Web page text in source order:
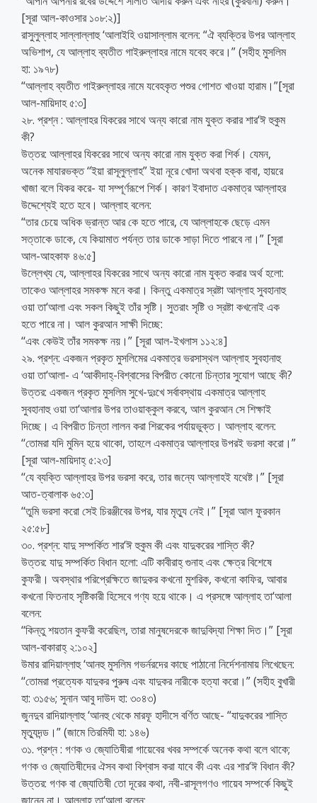
[সূরা আল-কাওসার ১০৮:২)]
রাসুলুল্লাহ সাল্লাল্লাহু ‘আলাইহি ওয়াসাল্লাম বলেন: “ঐ ব্যক্তির উপর আল্লাহ
অভিশাপ, যে আল্লাহ ব্যতীত গাইরুল্লাহর নামে যবেহ করে।” (সহীহ মুসলিম
হা: ১৯৭৮)
“আল্লাহ ব্যতীত গাইরুল্লাহর নামে যবেহকৃত পশুর গোশত খাওয়া হারাম।”[সূরা
আল-মায়িদাহ ৫:৩]
২৮. প্রশ্ন : আল্লাহর যিকরের সাথে অন্য কারো নাম যুক্ত করার শার‘ঈ হুকুম
কী?
উত্তর: আল্লাহর যিকরের সাথে অন্য কারো নাম যুক্ত করা শির্ক। যেমন,
অনেক মাযারভক্ত ‘‘ইয়া রাসূলুল্লাহ” ইয়া নূরে খোদা অথবা হক্ক বাবা, হায়রে
খাজা বলে যিকর করে- যা সম্পূর্ণরূপে শির্ক। কারণ ইবাদাত একমাত্র আল্লাহর
উদ্দেশ্যেই হতে হবে। আল্লাহ বলেন:
“তার চেয়ে অধিক ভ্রান্ত আর কে হতে পারে, যে আল্লাহকে ছেড়ে এমন
সত্তাকে ডাকে, যে কিয়ামাত পর্যন্ত তার ডাকে সাড়া দিতে পারবে না।” [সূরা
আল-আহকাফ ৪৬:৫]
উল্লেখ্য যে, আল্লাহর যিকরের সাথে অন্য কারো নাম যুক্ত করার অর্থ হলো:
তাকেও আল্লাহর সমকক্ষ মনে করা। কিন্তু একমাত্র স্রষ্টা আল্লাহ সুবহানাহু
ওয়া তা‘আলা এবং সকল কিছুই তাঁর সৃষ্টি। সুতরাং সৃষ্টি ও স্রষ্টা কখনোই এক
হতে পারে না। আল কুরআন সাক্ষী দিচ্ছে:
‘‘এবং কেউই তাঁর সমকক্ষ নয়।” [সূরা আল-ইখলাস ১১২:৪]
২৯. প্রশ্ন: একজন প্রকৃত মুসলিমের একমাত্র ভরসাস্থল আল্লাহ সুবহানাহু
ওয়া তা‘আলা- এ ‘আকীদাহ্-বিশ্বাসের বিপরীত কোনো চিন্তার সুযোগ আছে কী?
উত্তর: একজন প্রকৃত মুসলিম সুখে-দুঃখে সর্বাবস্থায় একমাত্র আল্লাহ
সুবহানাহু ওয়া তা‘আলার উপর তাওয়াক্কুল করবে, আল কুরআন সে শিক্ষাই
দিচ্ছে। এ বিপরীত চিন্তা লালন করা শিরকের পর্যায়ভুক্ত। আল্লাহ বলেন:
‘‘তোমরা যদি মুমিন হয়ে থাকো, তাহলে একমাত্র আল্লাহর উপরই ভরসা করো।”
[সূরা আল-মায়িদাহ্ ৫:২৩]
‘‘যে ব্যক্তি আল্লাহর উপর ভরসা করে, তার জন্যে আল্লাহই যথেষ্ট।” [সূরা
আত-ত্বালাক ৬৫:৩]
‘‘তুমি ভরসা করো সেই চিরঞ্জীবের উপর, যার মৃত্যু নেই।” [সূরা আল ফুরকান
২৫:৫৮]
৩০. প্রশ্ন: যাদু সম্পর্কিত শার‘ঈ হুকুম কী এবং যাদুকরের শাস্তি কী?
উত্তর: যাদু সম্পর্কিত বিধান হলো: এটি কাবীরাহ্ গুনাহ এবং ক্ষেত্র বিশেষে
কুফরী। অবস্থার পরিপ্রেক্ষিতে জাদুকর কখনো মুশরিক, কখনো কাফির, আবার
কখনো ফিতনাহ সৃষ্টিকারী হিসেবে গণ্য হয়ে থাকে। এ প্রসঙ্গে আল্লাহ তা‘আলা
বলেন:
‘‘কিন্তু শয়তান কুফরী করেছিল, তারা মানুষদেরকে জাদুবিদ্যা শিক্ষা দিত।” [সূরা
আল-বাকারাহ্ ২:১০২]
উমার রাদিয়াল্লাহু ‘আনহু মুসলিম গভর্নরদের কাছে পাঠানো নির্দেশনামায় লিখেছেন:
‘‘তোমরা প্রত্যেক যাদুকর পুরুষ এবং যাদুকর নারীকে হত্যা করো।” (সহীহ বুখারী
হা: ৩১৫৬; সুনান আবু দাউদ হা: ৩০৪৩)
জুনদুব রাদিয়াল্লাহু ‘আনহু থেকে মারফূ হাদীসে বর্ণিত আছে- “যাদুকরের শাস্তি
মৃত্যুদন্ড।” (জামে তিরমিযী হা: ১৪৬)
৩১. প্রশ্ন : গণক ও জ্যোতিষীরা গায়েবের খবর সম্পর্কে অনেক কথা বলে থাকে;
গণক ও জ্যোতিষীদের ঐসব কথা বিশ্বাস করা যাবে কী এবং এর শার‘ঈ বিধান কী?
উত্তর: গণক বা জ্যোতিষী তো দূরের কথা, নবী-রাসূলগণও গায়েব সম্পর্কে কিছুই
জানেন না। আল্লাহ তা‘আলা বলেন: